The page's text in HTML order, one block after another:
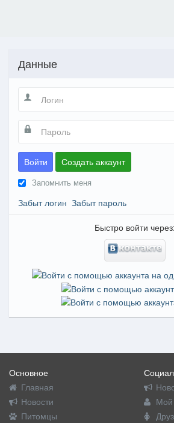
Данные
Войти Создать аккаунт
Запомнить меня
Забыт логин Забыт пароль
Быстро войти через:
Основное
Главная
Новости
Питомцы